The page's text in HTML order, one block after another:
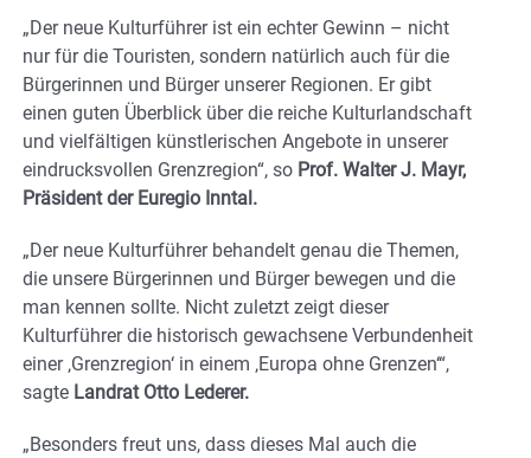
„Der neue Kulturführer ist ein echter Gewinn – nicht
nur für die Touristen, sondern natürlich auch für die
Bürgerinnen und Bürger unserer Regionen. Er gibt
einen guten Überblick über die reiche Kulturlandschaft
und vielfältigen künstlerischen Angebote in unserer
eindrucksvollen Grenzregion“, so Prof. Walter J. Mayr,
Präsident der Euregio Inntal.
„Der neue Kulturführer behandelt genau die Themen,
die unsere Bürgerinnen und Bürger bewegen und die
man kennen sollte. Nicht zuletzt zeigt dieser
Kulturführer die historisch gewachsene Verbundenheit
einer ‚Grenzregion‘ in einem ‚Europa ohne Grenzen‘“,
sagte Landrat Otto Lederer.
„Besonders freut uns, dass dieses Mal auch die